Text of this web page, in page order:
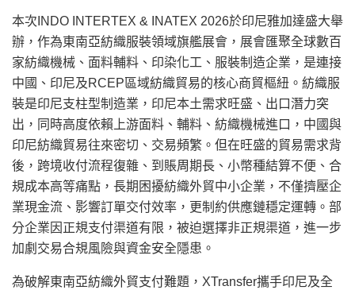
本次INDO INTERTEX & INATEX 2026於印尼雅加達盛大舉
辦，作為東南亞紡織服裝領域旗艦展會，展會匯聚全球數百
家紡織機械、面料輔料、印染化工、服裝制造企業，是連接
中國、印尼及RCEP區域紡織貿易的核心商貿樞紐。紡織服
裝是印尼支柱型制造業，印尼本土需求旺盛、出口潛力突
出，同時高度依賴上游面料、輔料、紡織機械進口，中國與
印尼紡織貿易往來密切、交易頻繁。但在旺盛的貿易需求背
後，跨境收付流程復雜、到賬周期長、小幣種結算不便、合
規成本高等痛點，長期困擾紡織外貿中小企業，不僅擠壓企
業現金流、影響訂單交付效率，更制約供應鏈穩定運轉。部
分企業因正規支付渠道有限，被迫選擇非正規渠道，進一步
加劇交易合規風險與資金安全隱患。
為破解東南亞紡織外貿支付難題，XTransfer攜手印尼及全